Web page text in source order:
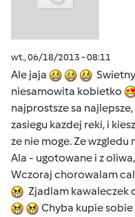
wt., 06/18/2013 - 08:11
Ale jaja
niesamowita kobietko
najprostsze sa
zasiegu kazdej reki, i
ze nie moge. Ze
Ala - ugotowane i z
Wczoraj chorowalam
Zjadlam kawaleczek
Chyba kupie